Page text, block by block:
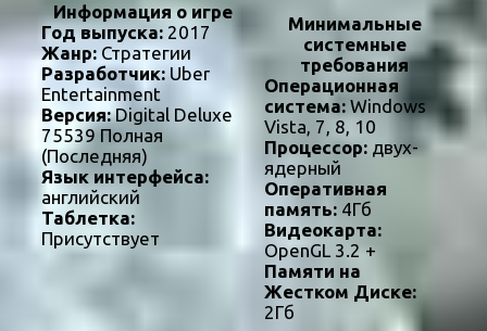
Информация о игре
Год выпуска: 2017
Жанр: Стратегии
Разработчик: Uber
Entertainment
Версия:Digital Deluxe
75539 Полная
(Последняя)
Язык интерфейса:
английский
Таблетка:
Присутствует
Минимальные
системные
требования
Операционная
система:Windows
Vista, 7, 8, 10
Процессор:двух-
ядерный
Оперативная
память:4Гб
Видеокарта:
OpenGL 3.2 +
Памяти на
Жестком Диске:
2Гб